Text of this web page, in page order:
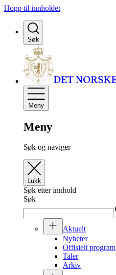
Hopp til innholdet
Søk
Meny
Meny
Søk og naviger
Lukk
Søk etter innhold
Søk
Aktuelt
Nyheter
Offisielt program
Taler
Arkiv